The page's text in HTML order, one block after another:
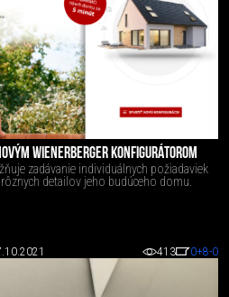
WIENERBERGER KONFIGURÁTOROM
zadávanie individuálnych požiadaviek
detailov jeho budúceho domu.
413 0+8-0